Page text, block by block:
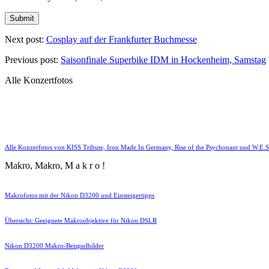
Next post: Cosplay auf der Frankfurter Buchmesse
Previous post: Saisonfinale Superbike IDM in Hockenheim, Samstag
Alle Konzertfotos
Alle Konzerfotos von KISS Tribute, Iron Made In Germany, Rise of the Psychonaut und
Makro, Makro, M a k r o !
Makrofotos mit der Nikon D3200 und Einsteigertipps
Übersicht: Geeignete Makroobjektive für Nikon DSLR
Nikon D3200 Makro-Beispielbilder